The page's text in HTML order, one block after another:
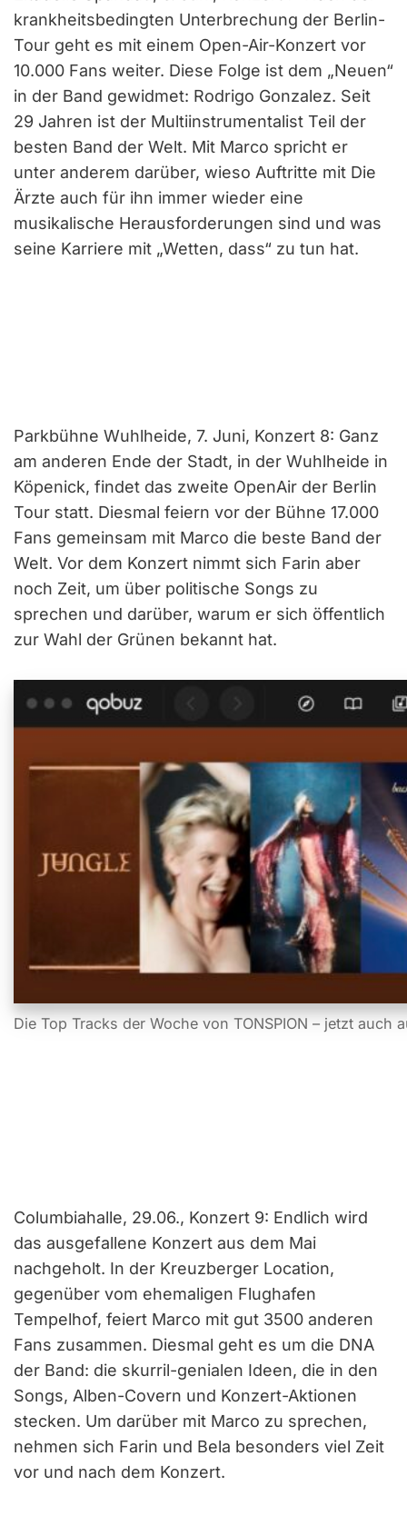
krankheitsbedingten Unterbrechung der Berlin-
Tour geht es mit einem Open-Air-Konzert vor
10.000 Fans weiter. Diese Folge ist dem „Neuen“
in der Band gewidmet: Rodrigo Gonzalez. Seit
29 Jahren ist der Multiinstrumentalist Teil der
besten Band der Welt. Mit Marco spricht er
unter anderem darüber, wieso Auftritte mit Die
Ärzte auch für ihn immer wieder eine
musikalische Herausforderungen sind und was
seine Karriere mit „Wetten, dass“ zu tun hat.
Parkbühne Wuhlheide, 7. Juni, Konzert 8: Ganz
am anderen Ende der Stadt, in der Wuhlheide in
Köpenick, findet das zweite OpenAir der Berlin
Tour statt. Diesmal feiern vor der Bühne 17.000
Fans gemeinsam mit Marco die beste Band der
Welt. Vor dem Konzert nimmt sich Farin aber
noch Zeit, um über politische Songs zu
sprechen und darüber, warum er sich öffentlich
zur Wahl der Grünen bekannt hat.
Die Top Tracks der Woche von TONSPION – jetzt auch
Columbiahalle, 29.06., Konzert 9: Endlich wird
das ausgefallene Konzert aus dem Mai
nachgeholt. In der Kreuzberger Location,
gegenüber vom ehemaligen Flughafen
Tempelhof, feiert Marco mit gut 3500 anderen
Fans zusammen. Diesmal geht es um die DNA
der Band: die skurril-genialen Ideen, die in den
Songs, Alben-Covern und Konzert-Aktionen
stecken. Um darüber mit Marco zu sprechen,
nehmen sich Farin und Bela besonders viel Zeit
vor und nach dem Konzert.